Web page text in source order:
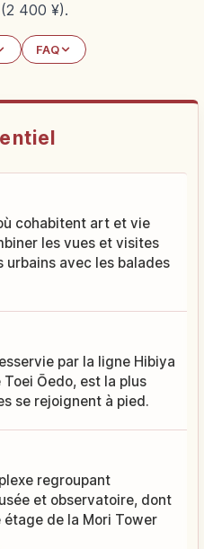
400 ¥).
FAQ
cohabitent art et vie
les vues et visites
urbains avec les balades
par la ligne Hibiya
Ōedo, est la plus
se rejoignent à pied.
regroupant
et observatoire, dont
de la Mori Tower